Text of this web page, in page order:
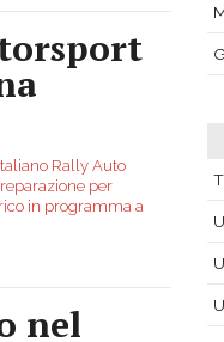
Rally Auto
per
in programma a
nel